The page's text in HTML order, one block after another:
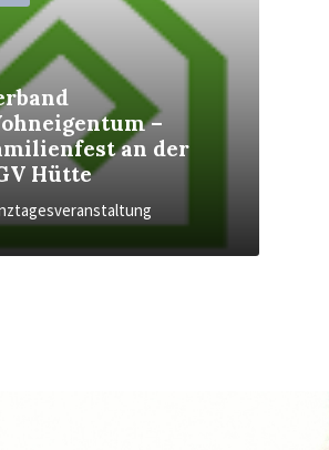
–
an der
Hütte